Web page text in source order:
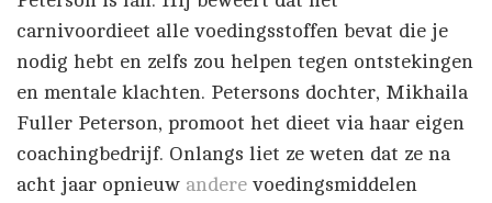
carnivoordieet alle voedingsstoffen bevat die je
nodig hebt en zelfs zou helpen tegen ontstekingen
en mentale klachten. Petersons dochter, Mikhaila
Fuller Peterson, promoot het dieet via haar eigen
coachingbedrijf. Onlangs liet ze weten dat ze na
acht jaar opnieuw andere voedingsmiddelen